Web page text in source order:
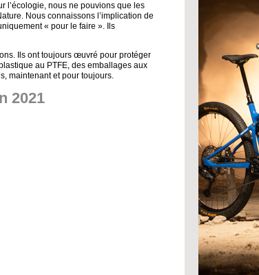
l’écologie, nous ne pouvions que les
Nous connaissons l’implication de
« pour le faire ». Ils
Ils ont toujours œuvré pour protéger
au PTFE, des emballages aux
maintenant et pour toujours.
2021